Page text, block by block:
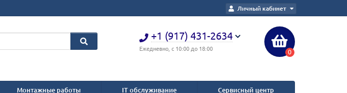
Личный кабинет
+1 (917) 431-2634
Ежедневно, с 10:00 до 18:00 0
Монтажные работы IT обслуживание Сервисный центр